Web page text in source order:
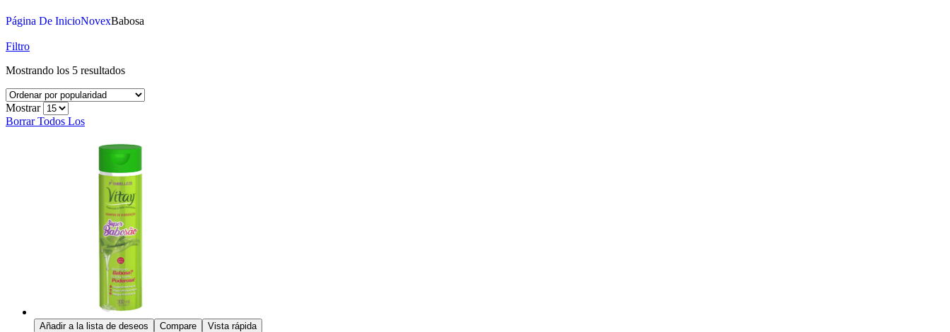
Página De InicioNovexBabosa
Filtro
Mostrando los 5 resultados
Mostrar
Borrar Todos Los
Añadir a la lista de deseos Compare Vista rápida